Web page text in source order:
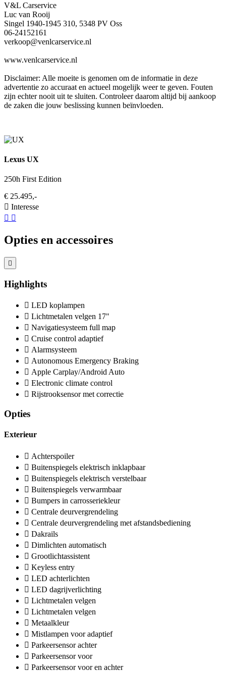
V&L Carservice
Luc van Rooij
Singel 1940-1945 310, 5348 PV Oss
06-24152161
verkoop@venlcarservice.nl
www.venlcarservice.nl
Disclaimer: Alle moeite is genomen om de informatie in deze
advertentie zo accuraat en actueel mogelijk weer te geven. Fouten
zijn echter nooit uit te sluiten. Controleer daarom altijd bij aankoop
de zaken die jouw beslissing kunnen beïnvloeden.
Lexus UX
250h First Edition
€ 25.495,-
Interesse
Opties en accessoires
Highlights
LED koplampen
Lichtmetalen velgen 17"
Navigatiesysteem full map
Cruise control adaptief
Alarmsysteem
Autonomous Emergency Braking
Apple Carplay/Android Auto
Electronic climate control
Rijstrooksensor met correctie
Opties
Exterieur
Achterspoiler
Buitenspiegels elektrisch inklapbaar
Buitenspiegels elektrisch verstelbaar
Buitenspiegels verwarmbaar
Bumpers in carrosseriekleur
Centrale deurvergrendeling
Centrale deurvergrendeling met afstandsbediening
Dakrails
Dimlichten automatisch
Grootlichtassistent
Keyless entry
LED achterlichten
LED dagrijverlichting
Lichtmetalen velgen
Lichtmetalen velgen
Metaalkleur
Mistlampen voor adaptief
Parkeersensor achter
Parkeersensor voor
Parkeersensor voor en achter